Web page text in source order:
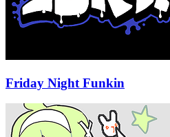
Friday Night Funkin